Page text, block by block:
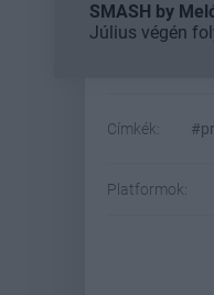
SMASH by
Július végén
Címkék:
Platformok: